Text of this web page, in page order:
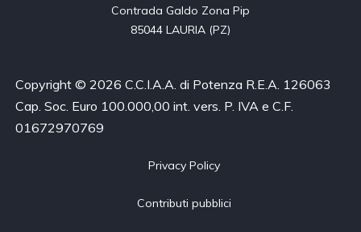
Contrada Galdo Zona Pip
85044 LAURIA (PZ)
Copyright © 2026 C.C.I.A.A. di Potenza R.E.A. 126063
Cap. Soc. Euro 100.000,00 int. vers. P. IVA e C.F.
01672970769
Privacy Policy
Contributi pubblici